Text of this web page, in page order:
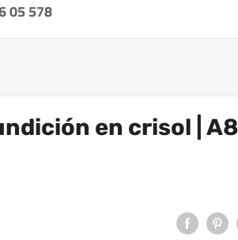
05 578
en crisol | A8